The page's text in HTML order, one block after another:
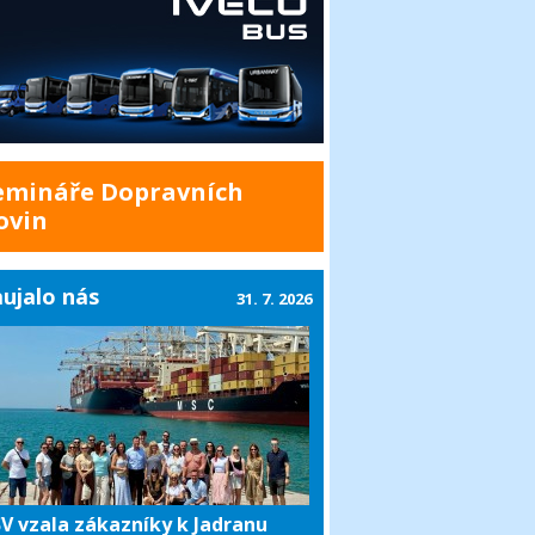
Dopravních
nás
vzala zákazníky k Jadranu
31. 7. 2026